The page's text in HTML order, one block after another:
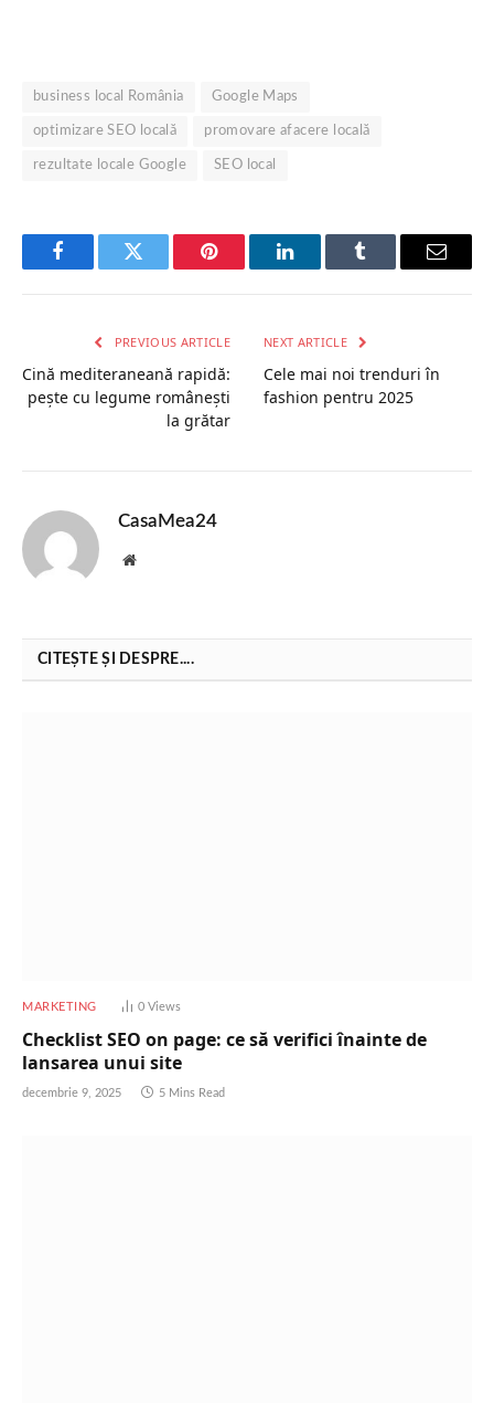
business local România Google Maps
optimizare SEO locală promovare afacere locală
rezultate locale Google SEO local
FacebookTwitter Pinterest LinkedInTumblr Email
PREVIOUS ARTICLE
Cină mediteraneană rapidă:
pește cu legume românești
la grătar
NEXT ARTICLE
Cele mai noi trenduri în
fashion pentru 2025
CasaMea24
Website
CITEȘTE ȘI DESPRE....
MARKETING 0 Views
Checklist SEO on page: ce să verifici înainte de
lansarea unui site
decembrie 9, 2025 5 Mins Read